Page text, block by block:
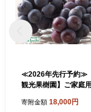
≪2026年先行予約≫
観光果樹園】ご家庭
種無し ぶどう 2026年
寄附金額 18,000円